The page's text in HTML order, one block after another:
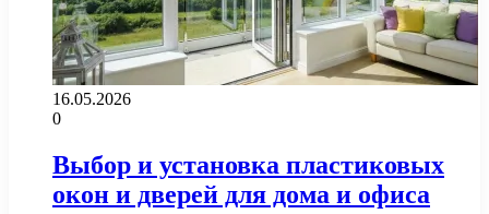
16.05.2026
0
Выбор и установка пластиковых
окон и дверей для дома и офиса